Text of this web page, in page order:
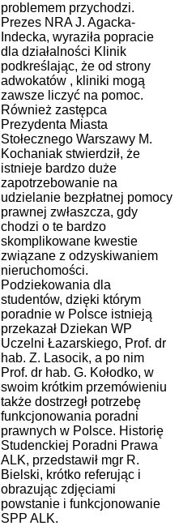
problemem przychodzi.
Prezes NRA J. Agacka-
Indecka, wyraziła popracie
dla działalności Klinik
podkreślając, że od strony
adwokatów , kliniki mogą
zawsze liczyć na pomoc.
Również zastępca
Prezydenta Miasta
Stołecznego Warszawy M.
Kochaniak stwierdził, że
istnieje bardzo duże
zapotrzebowanie na
udzielanie bezpłatnej pomocy
prawnej zwłaszcza, gdy
chodzi o te bardzo
skomplikowane kwestie
związane z odzyskiwaniem
nieruchomości.
Podziekowania dla
studentów, dzięki którym
poradnie w Polsce istnieją
przekazał Dziekan WP
Uczelni Łazarskiego, Prof. dr
hab. Z. Lasocik, a po nim
Prof. dr hab. G. Kołodko, w
swoim krótkim przemówieniu
także dostrzegł potrzebę
funkcjonowania poradni
prawnych w Polsce. Historię
Studenckiej Poradni Prawa
ALK, przedstawił mgr R.
Bielski, krótko referując i
obrazując zdjęciami
powstanie i funkcjonowanie
SPP ALK.